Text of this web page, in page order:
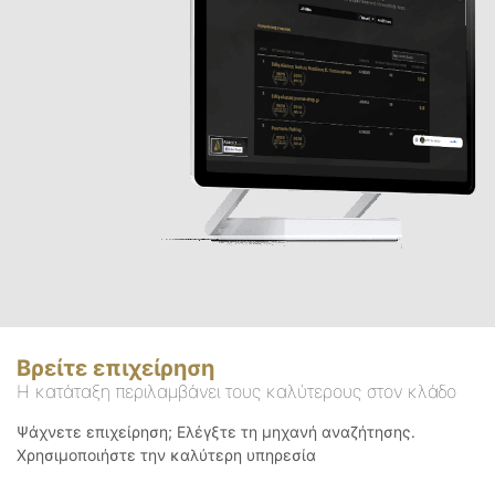
Βρείτε επιχείρηση
Η κατάταξη περιλαμβάνει τους καλύτερους στον κλάδο
Ψάχνετε επιχείρηση; Ελέγξτε τη μηχανή αναζήτησης.
Χρησιμοποιήστε την καλύτερη υπηρεσία